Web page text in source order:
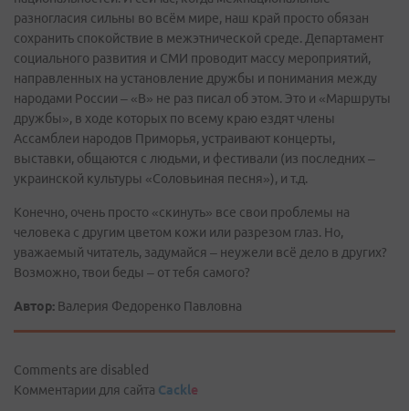
разногласия сильны во всём мире, наш край просто обязан
сохранить спокойствие в межэтнической среде. Департамент
социального развития и СМИ проводит массу мероприятий,
направленных на установление дружбы и понимания между
народами России – «В» не раз писал об этом. Это и «Маршруты
дружбы», в ходе которых по всему краю ездят члены
Ассамблеи народов Приморья, устраивают концерты,
выставки, общаются с людьми, и фестивали (из последних –
украинской культуры «Соловьиная песня»), и т.д.
Конечно, очень просто «скинуть» все свои проблемы на
человека с другим цветом кожи или разрезом глаз. Но,
уважаемый читатель, задумайся – неужели всё дело в других?
Возможно, твои беды – от тебя самого?
Автор: Валерия Федоренко Павловна
Comments are disabled
Комментарии для сайта Cackle